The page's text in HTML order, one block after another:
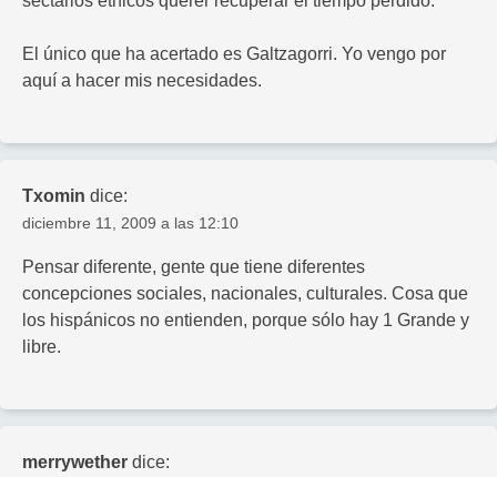
El único que ha acertado es Galtzagorri. Yo vengo por
aquí a hacer mis necesidades.
Txomin dice:
diciembre 11, 2009 a las 12:10
Pensar diferente, gente que tiene diferentes
concepciones sociales, nacionales, culturales. Cosa que
los hispánicos no entienden, porque sólo hay 1 Grande y
libre.
merrywether dice: